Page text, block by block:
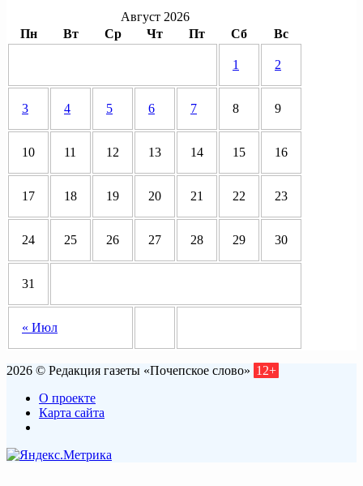
Август 2026
Пн
Вт Ср Чт Пт Сб Вс
« Июл
1 2
3 4 5 6 7 8 9
10 11 12 13 14 15 16
17 18 19 20 21 22 23
24 25 26 27 28 29 30
31
2026 © Редакция газеты «Почепское слово» 12+
О проекте
Карта сайта